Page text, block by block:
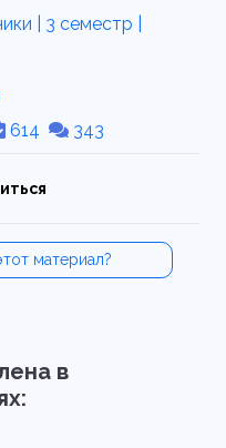
614 343
материал?
в